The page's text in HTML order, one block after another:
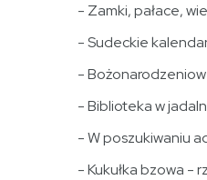
- Zamki, pałace,
- Sudeckie
-
- Biblioteka w
- W poszukiwaniu
- Kukułka bzowa -